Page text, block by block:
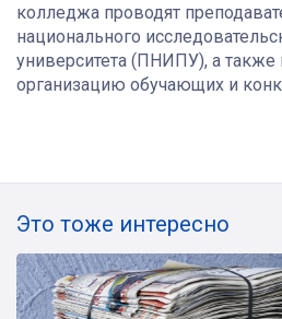
колледжа проводят
национального
университета (ПНИПУ), а также
организацию обучающих и
Это тоже интересно